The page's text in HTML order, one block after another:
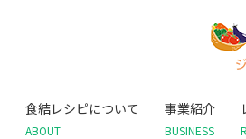
食結レシピについて
ABOUT
事業紹介
BUSINESS